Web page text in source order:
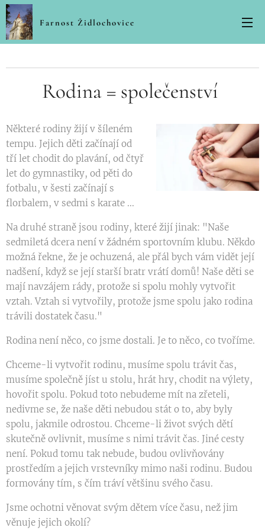
Farnost Židlochovice
Rodina = společenství
Některé rodiny žijí v šíleném
tempu. Jejich děti začínají od
tří let chodit do plavání, od čtyř
let do gymnastiky, od pěti do
fotbalu, v šesti začínají s
florbalem, v sedmi s karate ...
Na druhé straně jsou rodiny, které žijí jinak: "Naše
sedmiletá dcera není v žádném sportovním klubu. Někdo
možná řekne, že je ochuzená, ale přál bych vám vidět její
nadšení, když se její starší bratr vrátí domů! Naše děti se
mají navzájem rády, protože si spolu mohly vytvořit
vztah. Vztah si vytvořily, protože jsme spolu jako rodina
trávili dostatek času."
Rodina není něco, co jsme dostali. Je to něco, co tvoříme.
Chceme-li vytvořit rodinu, musíme spolu trávit čas,
musíme společně jíst u stolu, hrát hry, chodit na výlety,
hovořit spolu. Pokud toto nebudeme mít na zřeteli,
nedivme se, že naše děti nebudou stát o to, aby byly
spolu, jakmile odrostou. Chceme-li život svých dětí
skutečně ovlivnit, musíme s nimi trávit čas. Jiné cesty
není. Pokud tomu tak nebude, budou ovlivňovány
prostředím a jejich vrstevníky mimo naši rodinu. Budou
formovány tím, s čím tráví většinu svého času.
Jsme ochotni věnovat svým dětem více času, než jim
věnuje jejich okolí?